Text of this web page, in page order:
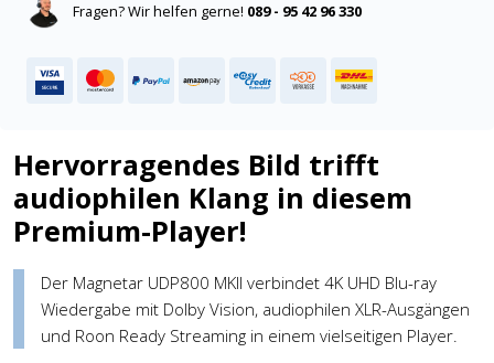
Fragen? Wir helfen gerne! 089 - 95 42 96 330
Hervorragendes Bild trifft
audiophilen Klang in diesem
Premium-Player!
Der Magnetar UDP800 MKII verbindet 4K UHD Blu-ray
Wiedergabe mit Dolby Vision, audiophilen XLR-Ausgängen
und Roon Ready Streaming in einem vielseitigen Player.